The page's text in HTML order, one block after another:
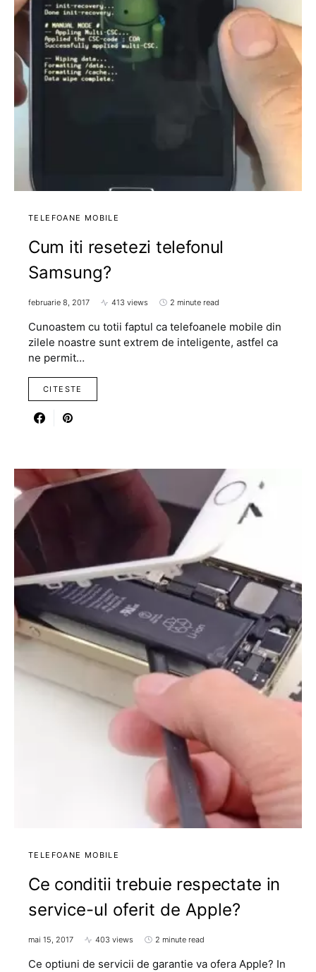
TELEFOANE MOBILE
Cum iti resetezi telefonul
Samsung?
februarie 8, 2017 413 views 2 minute read
Cunoastem cu totii faptul ca telefoanele mobile din
zilele noastre sunt extrem de inteligente, astfel ca
ne permit…
CITESTE
TELEFOANE MOBILE
Ce conditii trebuie respectate in
service-ul oferit de Apple?
mai 15, 2017 403 views 2 minute read
Ce optiuni de servicii de garantie va ofera Apple? In